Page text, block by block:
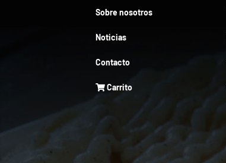
Sobre nosotros
Noticias
Contacto
Carrito